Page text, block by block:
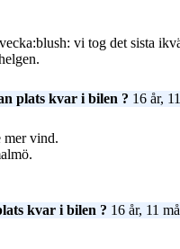
vi tog det sista
plats kvar i bilen ? 16 år,
mer vind.
kvar i bilen ? 16 år, 11